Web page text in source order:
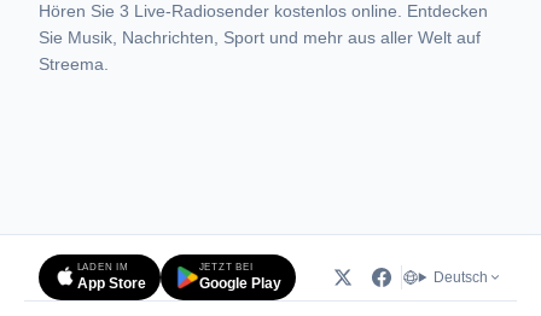
Hören Sie 3 Live-Radiosender kostenlos online. Entdecken
Sie Musik, Nachrichten, Sport und mehr aus aller Welt auf
Streema.
LADEN IM
App Store
JETZT BEI
Google Play Deutsch